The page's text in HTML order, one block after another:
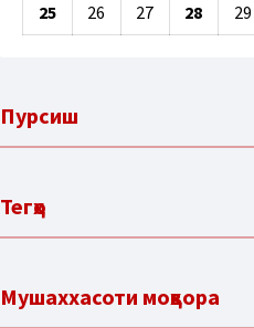
25 26 27 28 29
Пурсиш
Тегҳо
Мушаххасоти моҳвора